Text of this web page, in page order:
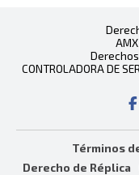
CONTROLADORA DE
Términos
Derecho de Réplica